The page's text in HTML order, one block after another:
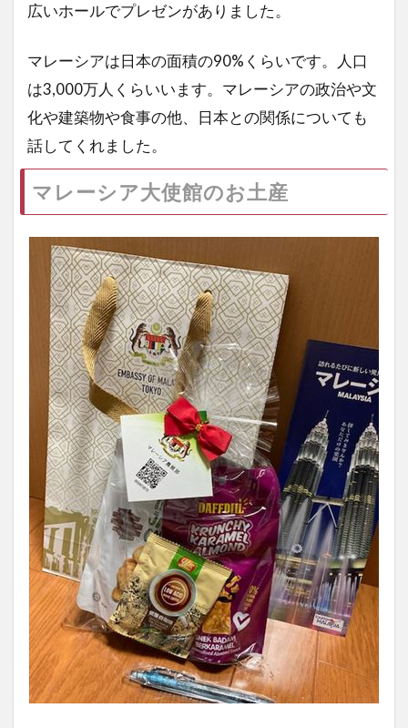
広いホールでプレゼンがありました。
マレーシアは日本の面積の90%くらいです。人口
は3,000万人くらいいます。マレーシアの政治や文
化や建築物や食事の他、日本との関係についても
話してくれました。
マレーシア大使館のお土産